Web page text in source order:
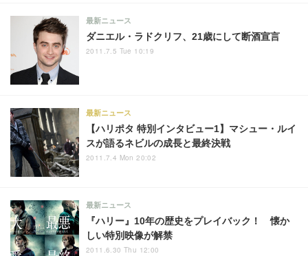
ダニエル・ラドクリフ、21歳にして断酒宣言
最新ニュース
2011.7.5 Tue 10:19
【ハリポタ 特別インタビュー1】マシュー・ルイ
スが語るネビルの成長と最終決戦
最新ニュース
2011.7.4 Mon 20:02
『ハリー』10年の歴史をプレイバック！ 懐か
しい特別映像が解禁
最新ニュース
2011.6.30 Thu 12:00